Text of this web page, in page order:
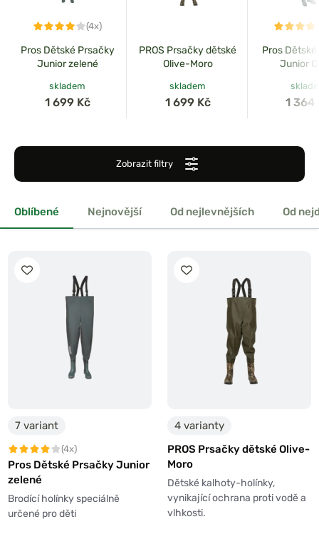
(4x)
Pros Dětské Prsačky
Junior zelené
skladem
1 699 Kč
PROS Prsačky dětské
Olive-Moro
skladem
1 699 Kč
Pros
Junior
1 364
Zobrazit filtry
Oblíbené Nejnovější Od nejlevnějších Od
7 variant
(4x)
Pros Dětské Prsačky Junior
zelené
Brodící holínky speciálně
určené pro děti
4 varianty
PROS Prsačky dětské Olive-
Moro
Dětské kalhoty-holínky,
vynikající ochrana proti vodě a
vlhkosti.